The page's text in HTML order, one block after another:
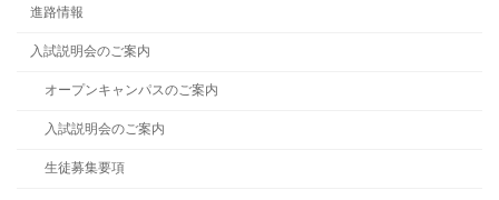
進路情報
入試説明会のご案内
オープンキャンパスのご案内
入試説明会のご案内
生徒募集要項